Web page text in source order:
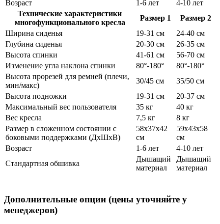
Возраст
1-6 лет
4-10 лет
Технические характеристики
многофункционального кресла
Размер 1
Размер 2
Ширина сиденья
19-31 см
24-40 см
Глубина сиденья
20-30 см
26-35 см
Высота спинки
41-61 см
56-70 см
Изменение угла наклона спинки
80°-180°
80°-180°
Высота прорезей для ремней (плечи,
мин/макс)
30/45 см
35/50 см
Высота подножки
19-31 см
20-37 см
Максимальный вес пользователя
35 кг
40 кг
Вес кресла
7,5 кг
8 кг
Размер в сложенном состоянии с
боковыми поддержками (ДхШхВ)
58х37х42
см
59х43х58
см
Возраст
1-6 лет
4-10 лет
Стандартная обшивка
Дышащий
материал
Дышащий
материал
Дополнительные опции (цены уточняйте у
менеджеров)